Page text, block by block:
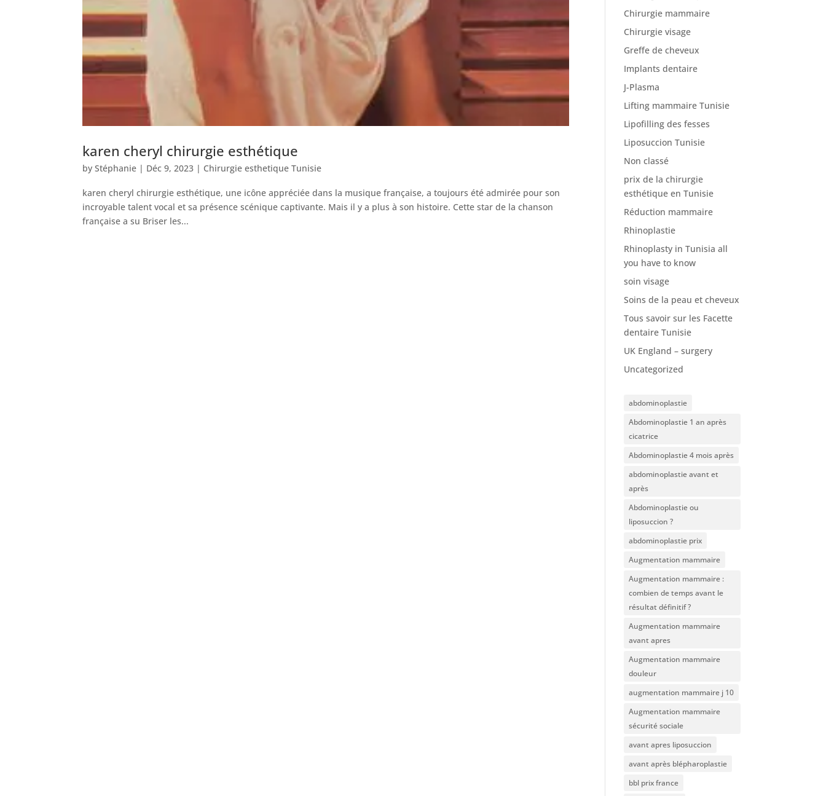
karen cheryl chirurgie esthétique
byStéphanie | Déc 9, 2023 | Chirurgie esthetique Tunisie
karen cheryl chirurgie esthétique, une icône appréciée dans la musique française, a toujours été admirée pour son
incroyable talent vocal et sa présence scénique captivante. Mais il y a plus à son histoire. Cette star de la chanson
française a su Briser les...
Chirurgie mammaire
Chirurgie visage
Greffe de cheveux
Implants dentaire
J-Plasma
Lifting mammaire Tunisie
Lipofilling des fesses
Liposuccion Tunisie
Non classé
prix de la chirurgie
esthétique en Tunisie
Réduction mammaire
Rhinoplastie
Rhinoplasty in Tunisia all
you have to know
soin visage
Soins de la peau et cheveux
Tous savoir sur les Facette
dentaire Tunisie
UK England – surgery
Uncategorized
abdominoplastie
Abdominoplastie 1 an après
cicatrice
Abdominoplastie 4 mois après
abdominoplastie avant et
après
Abdominoplastie ou
liposuccion ?
abdominoplastie prix
Augmentation mammaire
Augmentation mammaire :
combien de temps avant le
résultat définitif ?
Augmentation mammaire
avant apres
Augmentation mammaire
douleur
augmentation mammaire j 10
Augmentation mammaire
sécurité sociale
avant apres liposuccion
avant après blépharoplastie
bbl prix france